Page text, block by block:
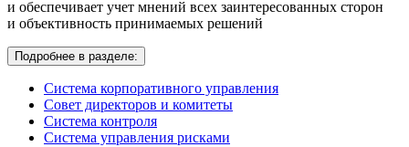
и обеспечивает учет мнений всех заинтересованных сторон
и объективность принимаемых решений
Подробнее в разделе:
Система корпоративного управления
Совет директоров и комитеты
Система контроля
Система управления рисками